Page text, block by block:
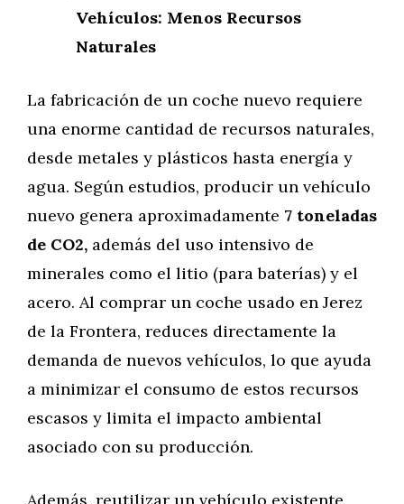
Vehículos: Menos Recursos
Naturales
La fabricación de un coche nuevo requiere
una enorme cantidad de recursos naturales,
desde metales y plásticos hasta energía y
agua. Según estudios, producir un vehículo
nuevo genera aproximadamente 7 toneladas
de CO2, además del uso intensivo de
minerales como el litio (para baterías) y el
acero. Al comprar un coche usado en Jerez
de la Frontera, reduces directamente la
demanda de nuevos vehículos, lo que ayuda
a minimizar el consumo de estos recursos
escasos y limita el impacto ambiental
asociado con su producción.